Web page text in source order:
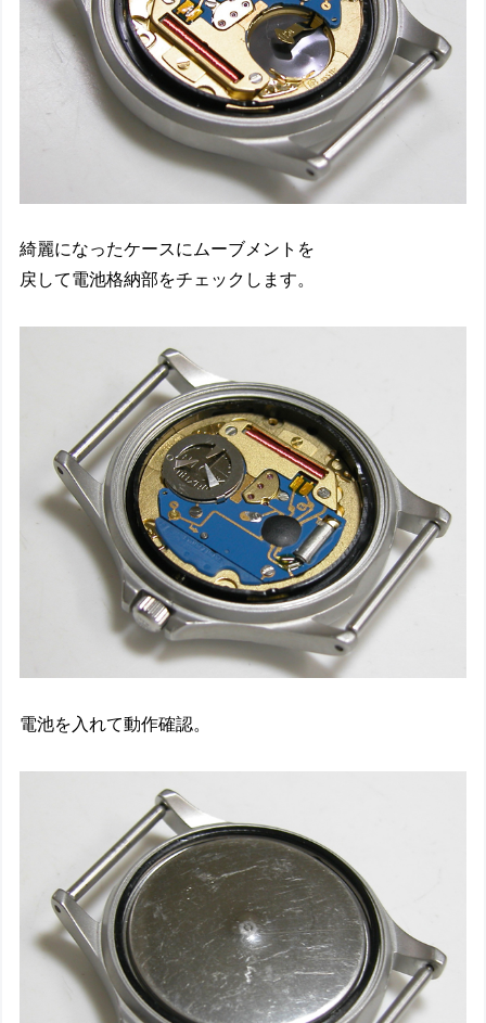
綺麗になったケースにムーブメントを
戻して電池格納部をチェックします。
電池を入れて動作確認。